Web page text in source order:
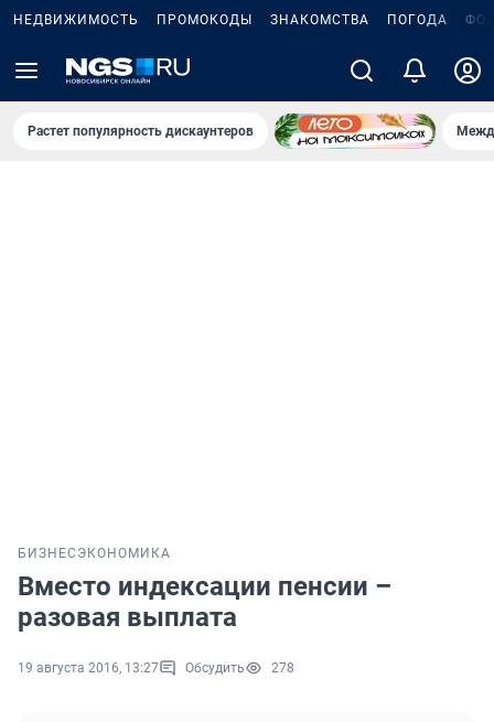
НЕДВИЖИМОСТЬ ПРОМОКОДЫ ЗНАКОМСТВА ПОГОДА
Растет популярность дискаунтеров
БИЗНЕС ЭКОНОМИКА
Вместо индексации пенсии –
разовая выплата
19 августа 2016, 13:27 Обсудить 278